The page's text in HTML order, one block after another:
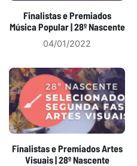
Finalistas e Premiados
Música Popular | 28º Nascente
04/01/2022
Finalistas e Premiados Artes
Visuais | 28º Nascente